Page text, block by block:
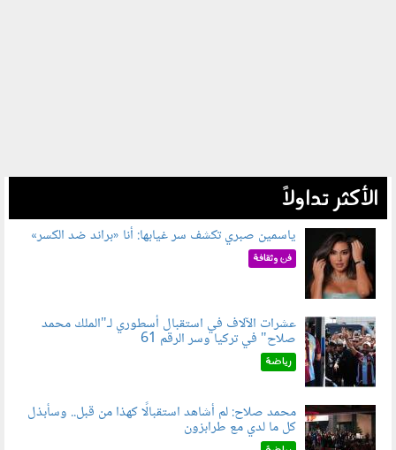
الأكثر تداولاً
050802.jpg
ياسمين صبري تكشف سر غيابها: أنا «براند ضد الكسر»
فن وثقافة
050803.jpg
عشرات الآلاف في استقبال أسطوري لـ"الملك محمد
صلاح" في تركيا وسر الرقم 61
رياضة
060802.jpg
محمد صلاح: لم أشاهد استقبالًا كهذا من قبل.. وسأبذل
كل ما لدي مع طرابزون